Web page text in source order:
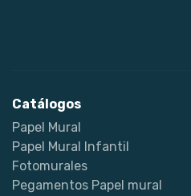
Catálogos
Papel Mural
Papel Mural Infantil
Fotomurales
Pegamentos Papel mural